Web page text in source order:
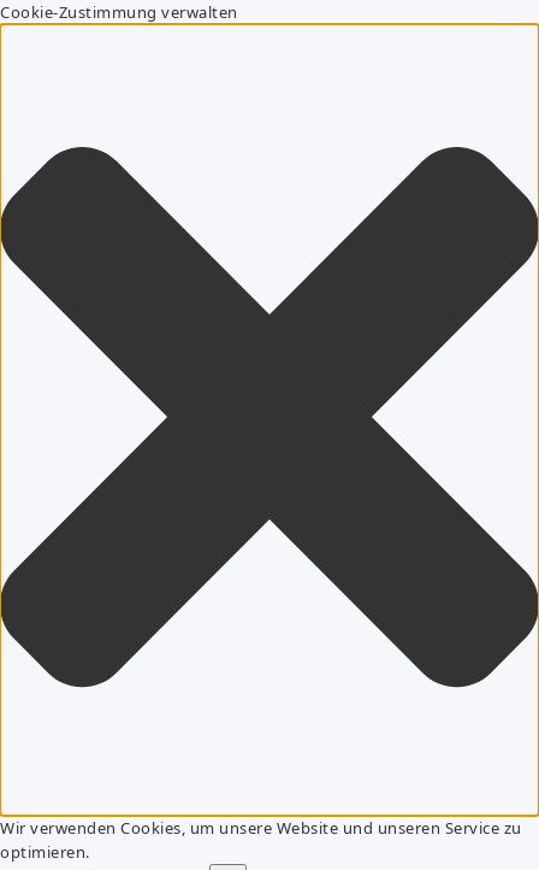
Cookie-Zustimmung verwalten
Wir verwenden Cookies, um unsere Website und unseren Service zu
optimieren.